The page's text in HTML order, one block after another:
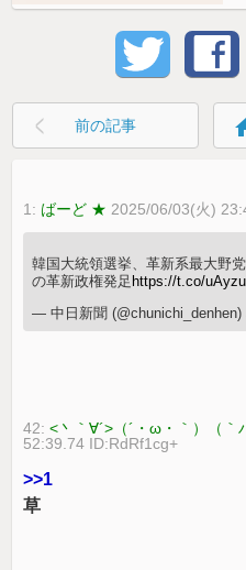
前の記事
1: ばーど ★ 2025/06/03(火)
韓国大統領選挙、革新系最大野
の革新政権発足 https://t.co/
— 中日新聞 (@chunichi_denhen)
42:<丶｀∀´>（´・ω・｀）（
52:39.74 ID:RdRf1cg+
>>1
草